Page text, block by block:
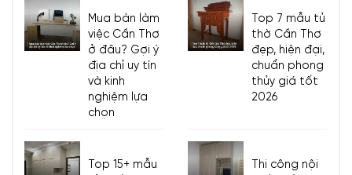
Mua bàn làm
việc Cần Thơ
ở đâu? Gợi ý
địa chỉ uy tín
và kinh
nghiệm lựa
chọn
Top 7 mẫu tủ
thờ Cần Thơ
đẹp, hiện đại,
chuẩn phong
thủy giá tốt
2026
Top 15+ mẫu
Thi công nội